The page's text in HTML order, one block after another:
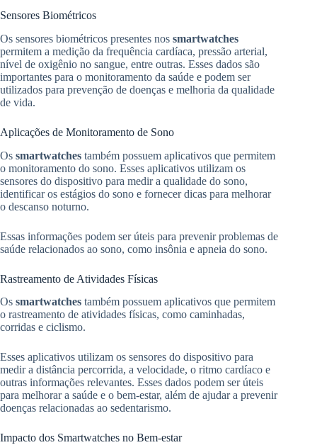
Sensores Biométricos
Os sensores biométricos presentes nos smartwatches
permitem a medição da frequência cardíaca, pressão arterial,
nível de oxigênio no sangue, entre outras. Esses dados são
importantes para o monitoramento da saúde e podem ser
utilizados para prevenção de doenças e melhoria da qualidade
de vida.
Aplicações de Monitoramento de Sono
Os smartwatches também possuem aplicativos que permitem
o monitoramento do sono. Esses aplicativos utilizam os
sensores do dispositivo para medir a qualidade do sono,
identificar os estágios do sono e fornecer dicas para melhorar
o descanso noturno.
Essas informações podem ser úteis para prevenir problemas de
saúde relacionados ao sono, como insônia e apneia do sono.
Rastreamento de Atividades Físicas
Os smartwatches também possuem aplicativos que permitem
o rastreamento de atividades físicas, como caminhadas,
corridas e ciclismo.
Esses aplicativos utilizam os sensores do dispositivo para
medir a distância percorrida, a velocidade, o ritmo cardíaco e
outras informações relevantes. Esses dados podem ser úteis
para melhorar a saúde e o bem-estar, além de ajudar a prevenir
doenças relacionadas ao sedentarismo.
Impacto dos Smartwatches no Bem-estar